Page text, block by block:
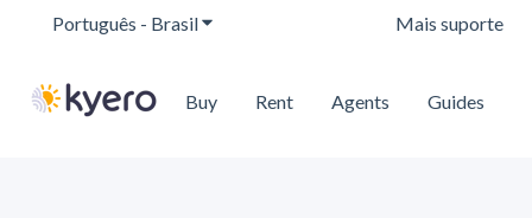
Português - BrasilMostrar submenu para traduções
Mais suporte
Buy Rent Agents Guides